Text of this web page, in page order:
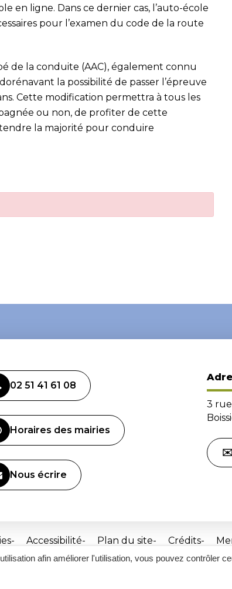
afin améliorer l'utilisation, vous pouvez contrôler
en ligne. Dans ce dernier cas, l’auto-école
pour l’examen du code de la route
de la conduite (AAC), également connu
la possibilité de passer l’épreuve
Cette modification permettra à tous les
ou non, de profiter de cette
la majorité pour conduire
02 51 41 61 08
Horaires des mairies
Nous écrire
3
Accessibilité Plan du site Crédits